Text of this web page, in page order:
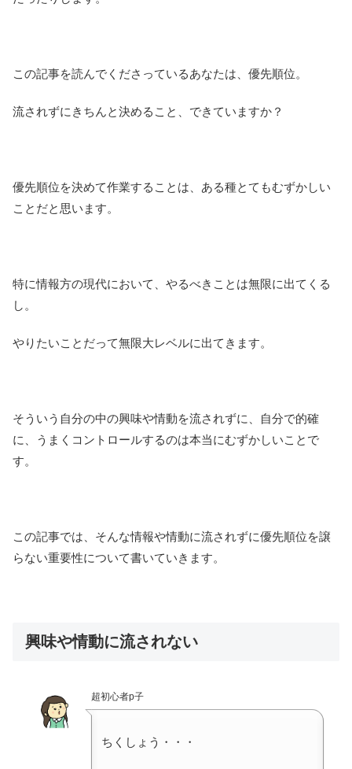
この記事を読んでくださっているあなたは、優先順位。
流されずにきちんと決めること、できていますか？
優先順位を決めて作業することは、ある種とてもむずかしい
ことだと思います。
特に情報方の現代において、やるべきことは無限に出てくる
し。
やりたいことだって無限大レベルに出てきます。
そういう自分の中の興味や情動を流されずに、自分で的確
に、うまくコントロールするのは本当にむずかしいことで
す。
この記事では、そんな情報や情動に流されずに優先順位を譲
らない重要性について書いていきます。
興味や情動に流されない
超初心者p子
ちくしょう・・・